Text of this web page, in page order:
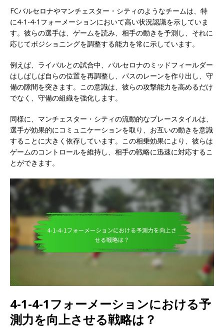
FCバルセロナやマンチェスター・シティのようなチームは、特
に4-1-4-1フォーメーションにおいて高い状況認識を示していま
す。彼らの選手は、ゲームを読み、相手の動きを予測し、それに
応じてポジショニングを調整する能力を常に示しています。
例えば、ライバルとの試合中、バルセロナのミッドフィールダー
はしばしば自らの位置を再調整し、パスのレーンを作り出し、守
備の隙間を突きます。この意識は、彼らの攻撃能力を高めるだけ
でなく、守備の組織を強化します。
同様に、マンチェスター・シティの流動的なプレースタイルは、
選手が効果的にコミュニケーションを取り、お互いの動きを意識
することに大きく依存しています。この相乗効果により、彼らは
ゲームのコントロールを維持し、相手の戦略に迅速に対応するこ
とができます。
4-1-4-1フォーメーションにおける予
測力を向上させる戦略は？